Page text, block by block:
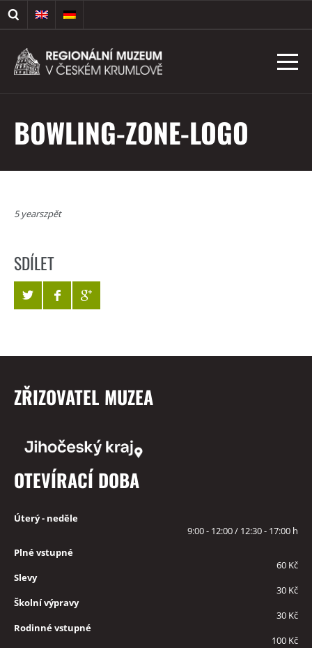
BOWLING-ZONE-LOGO
5 yearszpět
SDÍLET
ZŘIZOVATEL MUZEA
OTEVÍRACÍ DOBA
Úterý - neděle
9:00 - 12:00 / 12:30 - 17:00 h
Plné vstupné
60 Kč
Slevy
30 Kč
Školní výpravy
30 Kč
Rodinné vstupné
100 Kč